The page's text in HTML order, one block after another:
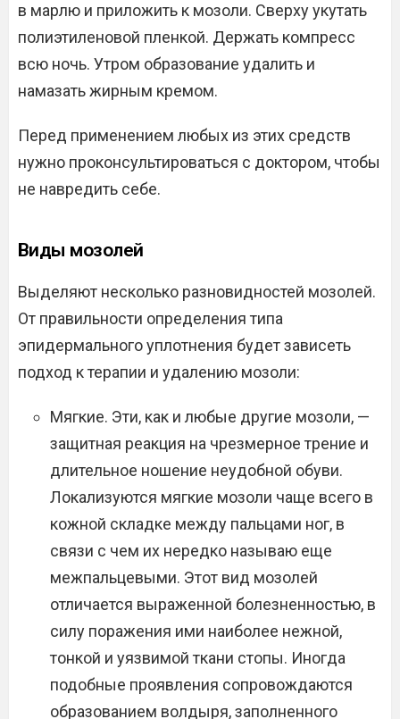
в марлю и приложить к мозоли. Сверху укутать
полиэтиленовой пленкой. Держать компресс
всю ночь. Утром образование удалить и
намазать жирным кремом.
Перед применением любых из этих средств
нужно проконсультироваться с доктором, чтобы
не навредить себе.
Виды мозолей
Выделяют несколько разновидностей мозолей.
От правильности определения типа
эпидермального уплотнения будет зависеть
подход к терапии и удалению мозоли:
Мягкие. Эти, как и любые другие мозоли, —
защитная реакция на чрезмерное трение и
длительное ношение неудобной обуви.
Локализуются мягкие мозоли чаще всего в
кожной складке между пальцами ног, в
связи с чем их нередко называю еще
межпальцевыми. Этот вид мозолей
отличается выраженной болезненностью, в
силу поражения ими наиболее нежной,
тонкой и уязвимой ткани стопы. Иногда
подобные проявления сопровождаются
образованием волдыря, заполненного